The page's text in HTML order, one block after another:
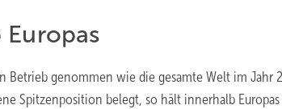
Betrieb genommen wie die gesamte Welt im Jahr
Spitzenposition belegt, so hält innerhalb